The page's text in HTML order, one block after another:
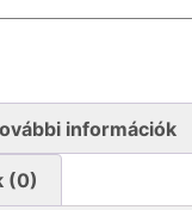
információk
(0)